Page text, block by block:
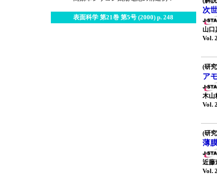
表面科学 第21巻 第5号 (2000) p. 248
次
山口
Vol.
(研
ア
木山
Vol.
(研
薄
近藤
Vol.